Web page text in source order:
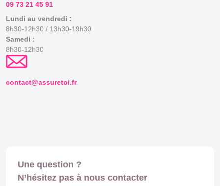
09 73 21 45 91
Lundi au vendredi :
8h30-12h30 / 13h30-19h30
Samedi :
8h30-12h30
contact@assuretoi.fr
Une question ?
N’hésitez pas à nous contacter